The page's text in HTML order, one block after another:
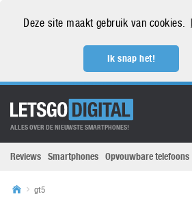
Deze site maakt gebruik van cookies.
Ik snap het!
ALLES OVER DE NIEUWSTE SMARTPHONES!
Reviews Smartphones Opvouwbare telefoons
gt5